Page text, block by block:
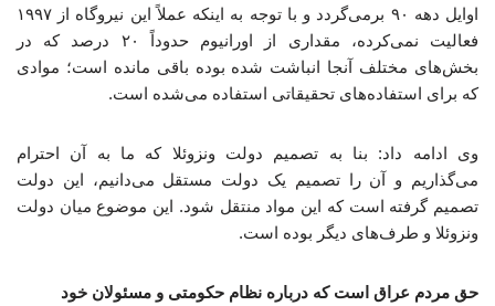
اوایل دهه ۹۰ برمی‌گردد و با توجه به اینکه عملاً این نیروگاه از ۱۹۹۷
فعالیت نمی‌کرده، مقداری از اورانیوم حدوداً ۲۰ درصد که در
بخش‌های مختلف آنجا انباشت شده بوده باقی مانده است؛ موادی
که برای استفاده‌های تحقیقاتی استفاده می‌شده است.
وی ادامه داد: بنا به تصمیم دولت ونزوئلا که ما به آن احترام
می‌گذاریم و آن را تصمیم یک دولت مستقل می‌دانیم، این دولت
تصمیم گرفته است که این مواد منتقل شود. این موضوع میان دولت
ونزوئلا و طرف‌های دیگر بوده است.
حق مردم عراق است که درباره نظام حکومتی و مسئولان خود